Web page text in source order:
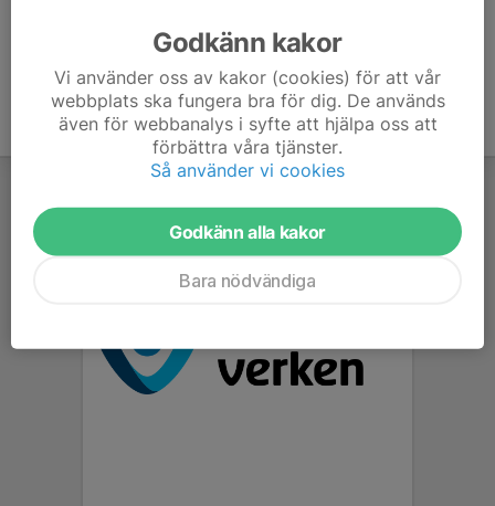
Godkänn kakor
Vi använder oss av kakor (cookies) för att vår
webbplats ska fungera bra för dig. De används
även för webbanalys i syfte att hjälpa oss att
förbättra våra tjänster.
Så använder vi cookies
Godkänn alla kakor
Bara nödvändiga